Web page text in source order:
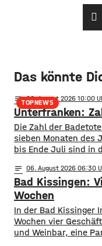
Das könnte
TOPNEWS
notes 06. August 2026 10:00
Unterfranken:
Die Zahl der
sieben Monaten des
bis Ende Juli sind in
waren es drei. Diese
bayernweit ist die
im Freistaat die
notes 06. August 2026 06:30
Bad Kissingen:
Wochen
In der Bad Kissinger
Wochen vier
und Weinbar, eine